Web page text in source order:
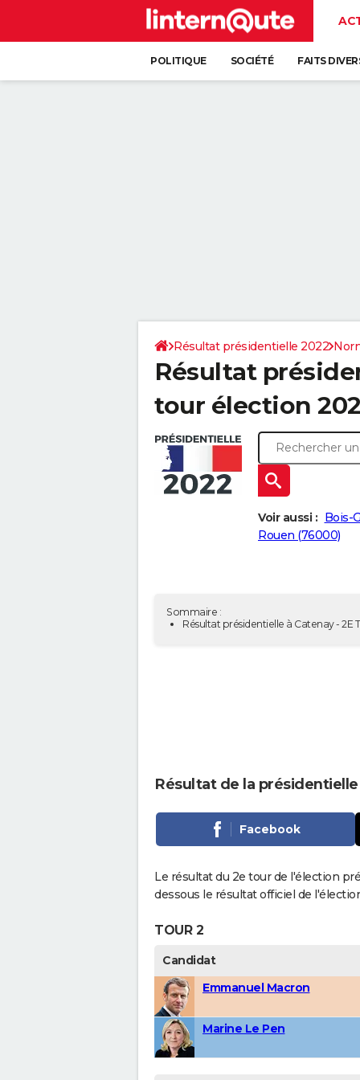
POLITIQUE SOCIÉTÉ FAITS
Résultat présidentielle 2022
Résultat
tour élection
Voir aussi : Bois-
Rouen (76000)
Sommaire :
Résultat présidentielle à Catenay - 2E
Résultat de la présidentielle
Facebook
Le résultat du 2e tour de l'élection
dessous le résultat officiel de
TOUR 2
Candidat
Emmanuel Macron
Marine Le Pen